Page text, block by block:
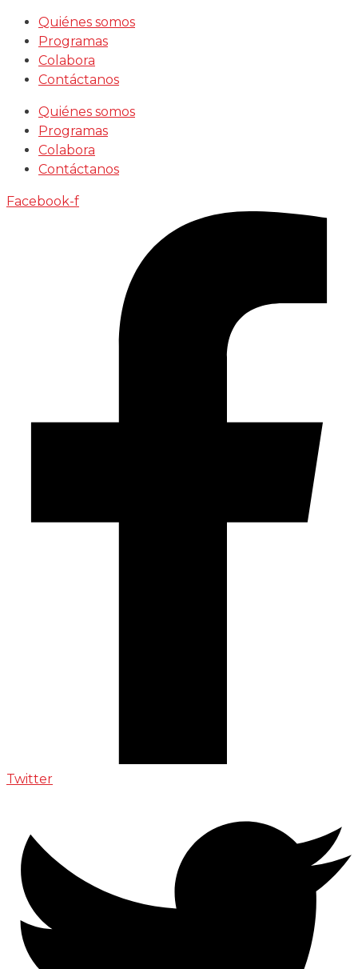
Saltar
contenido
Quiénes somos
Programas
Colabora
Contáctanos
Quiénes somos
Programas
Colabora
Contáctanos
Facebook-f
Twitter